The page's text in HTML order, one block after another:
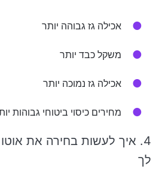
אכילה גז גבוהה יותר
משקל כבד יותר
אכילה גז נמוכה יותר
מחירים כיסוי ביטוחי גבוהות
4. איך לעשות בחירה את
לך